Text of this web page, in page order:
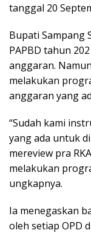
tanggal 20
Bupati Sampang
PAPBD tahun
anggaran.
melakukan
anggaran yang
“Sudah kami
yang ada untuk
mereview pra
melakukan
ungkapnya.
Ia menegaskan
oleh setiap OPD